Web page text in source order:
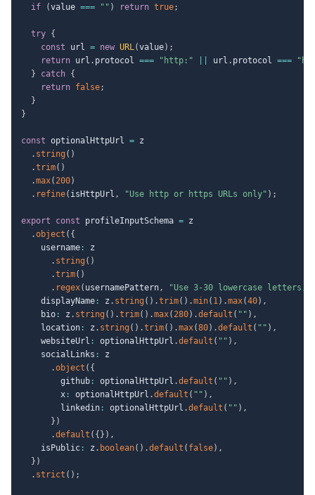
if (value === "" ) return true;
try {
const url = new URL(value) ;
return url . protocol === "http:" url . protocol ===
}
catch {
return false;
}
}
const optionalHttpUrl = z
. string ( )
.trim( )
.max( 200)
. refine( isHttpUrl , "Use http or https URLs only" ) ;
export const profileInputSchema = z
.object ( {
    username
:
z
. string ( )
.trim( )
. regex( usernamePattern,
"Use 3-30 lowercase letters,
    displayName
: z . string ( ) .trim( ) .min( 1) .max(40) ,
    bio
: z . string ( ) .trim( ) .max( 280) .default ( "" ) ,
    location
: z . string ( ) .trim( ) .max(80) .default ( "" ) ,
    websiteUrl
: optionalHttpUrl .default ( "" ) ,
    socialLinks
:
z
.object ( {
        github
: optionalHttpUrl .default ( "" ) ,
        x
: optionalHttpUrl .default ( "" ) ,
        linkedin
: optionalHttpUrl .default ( "" ) ,
} )
.default ( { } ) ,
    isPublic
: z . boolean( ) .default ( false) ,
} )
. strict ( ) ;